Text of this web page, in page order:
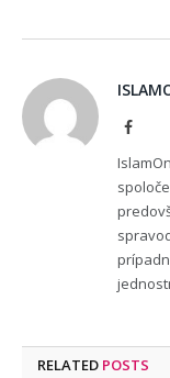
RELATED POSTS